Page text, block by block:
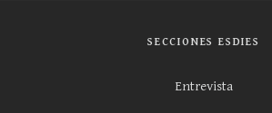
SECCIONES ESDIES
Entrevista